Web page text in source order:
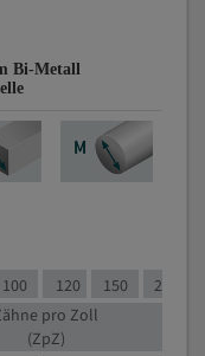
Bi-Metall
100 120 150 200
pro Zoll
(ZpZ)